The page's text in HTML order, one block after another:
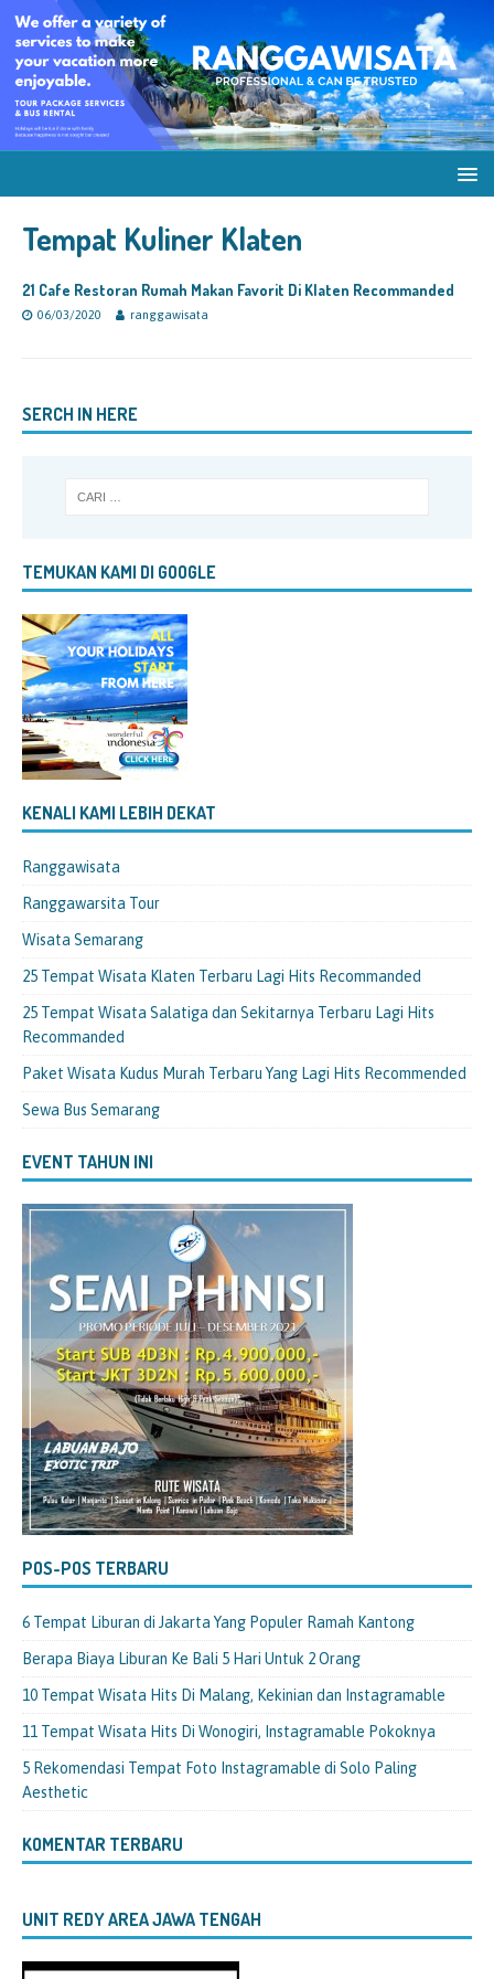
Tempat Kuliner Klaten
21 Cafe Restoran Rumah Makan Favorit Di Klaten Recommanded
06/03/2020 ranggawisata
SERCH IN HERE
TEMUKAN KAMI DI GOOGLE
KENALI KAMI LEBIH DEKAT
Ranggawisata
Ranggawarsita Tour
Wisata Semarang
25 Tempat Wisata Klaten Terbaru Lagi Hits Recommanded
25 Tempat Wisata Salatiga dan Sekitarnya Terbaru Lagi Hits
Recommanded
Paket Wisata Kudus Murah Terbaru Yang Lagi Hits Recommended
Sewa Bus Semarang
EVENT TAHUN INI
POS-POS TERBARU
6 Tempat Liburan di Jakarta Yang Populer Ramah Kantong
Berapa Biaya Liburan Ke Bali 5 Hari Untuk 2 Orang
10 Tempat Wisata Hits Di Malang, Kekinian dan Instagramable
11 Tempat Wisata Hits Di Wonogiri, Instagramable Pokoknya
5 Rekomendasi Tempat Foto Instagramable di Solo Paling
Aesthetic
KOMENTAR TERBARU
UNIT REDY AREA JAWA TENGAH